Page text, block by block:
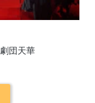
劇団天華